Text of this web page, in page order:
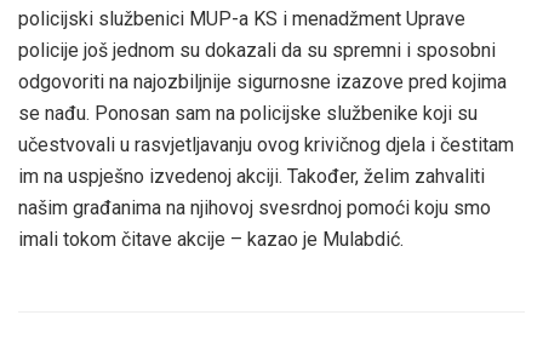
policijski službenici MUP-a KS i menadžment Uprave
policije još jednom su dokazali da su spremni i sposobni
odgovoriti na najozbiljnije sigurnosne izazove pred kojima
se nađu. Ponosan sam na policijske službenike koji su
učestvovali u rasvjetljavanju ovog krivičnog djela i čestitam
im na uspješno izvedenoj akciji. Također, želim zahvaliti
našim građanima na njihovoj svesrdnoj pomoći koju smo
imali tokom čitave akcije – kazao je Mulabdić.